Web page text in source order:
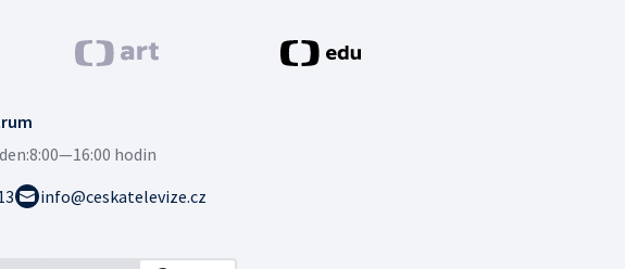
8:00—16:00 hodin
info@ceskatelevize.cz